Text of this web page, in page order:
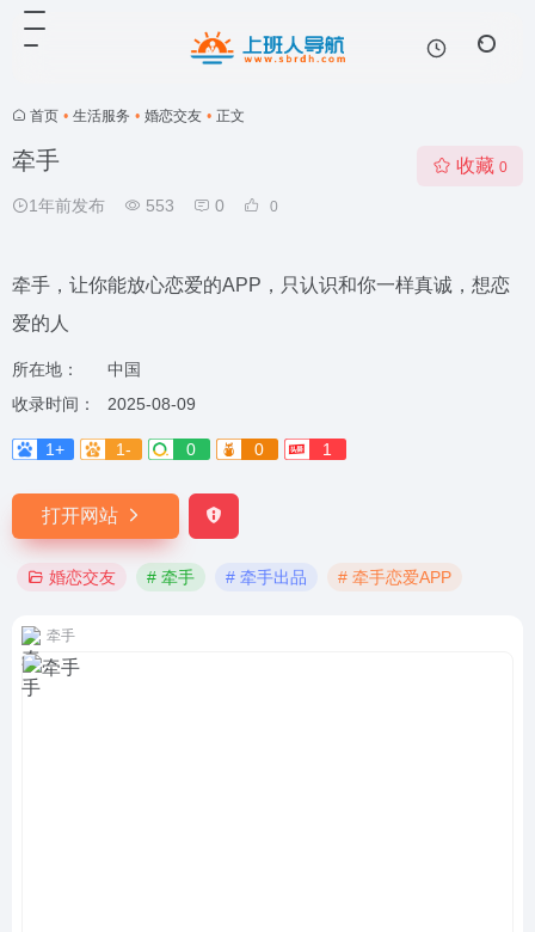
首页 • 生活服务 • 婚恋交友 • 正文
牵手
1年前发布 553 0 0
收藏 0
牵手，让你能放心恋爱的APP，只认识和你一样真诚，想恋
爱的人
所在地：
中国
收录时间：
2025-08-09
1+ 1- 0 0 1
打开网站
婚恋交友 # 牵手 # 牵手出品 # 牵手恋爱APP
牵手